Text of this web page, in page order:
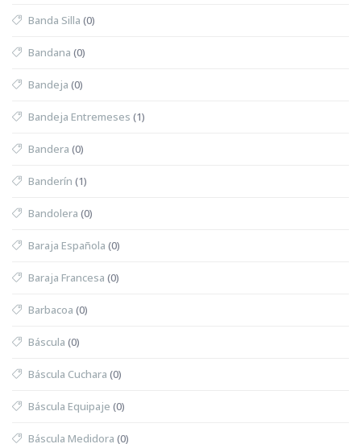
Banda Silla (0)
Bandana (0)
Bandeja (0)
Bandeja Entremeses (1)
Bandera (0)
Banderín (1)
Bandolera (0)
Baraja Española (0)
Baraja Francesa (0)
Barbacoa (0)
Báscula (0)
Báscula Cuchara (0)
Báscula Equipaje (0)
Báscula Medidora (0)